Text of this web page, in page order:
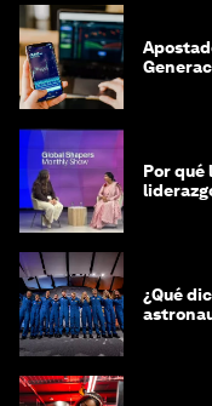
Por
¿Qué